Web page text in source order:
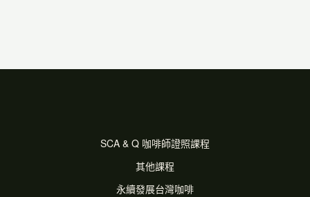
SCA & Q 咖啡師證照課程
其他課程
永續發展台灣咖啡